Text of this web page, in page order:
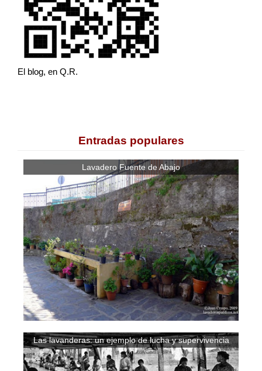
El blog, en Q.R.
Entradas populares
Lavadero Fuente de Abajo
Las lavanderas: un ejemplo de lucha y supervivencia